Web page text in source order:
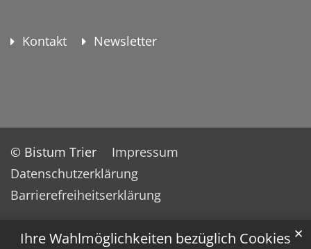
Ihre Wahlmöglichkeiten bezüglich Cookies ✕
Kontakt Newsletter
© Bistum Trier
Impressum
Datenschutzerklärung
Barrierefreiheitserklärung